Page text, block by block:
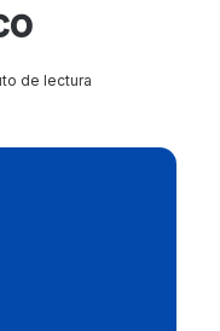
de lectura